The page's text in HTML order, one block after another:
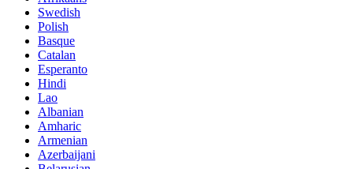
Swedish
Polish
Basque
Catalan
Esperanto
Hindi
Lao
Albanian
Amharic
Armenian
Azerbaijani